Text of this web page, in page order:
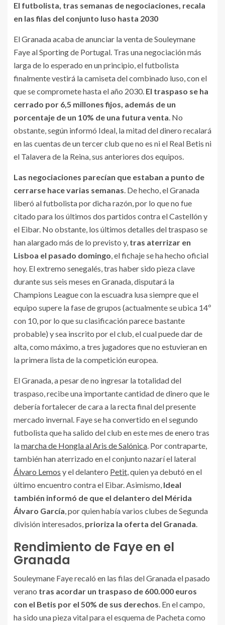
El futbolista, tras semanas de negociaciones, recala
en las filas del conjunto luso hasta 2030
El Granada acaba de anunciar la venta de Souleymane
Faye al Sporting de Portugal. Tras una negociación más
larga de lo esperado en un principio, el futbolista
finalmente vestirá la camiseta del combinado luso, con el
que se compromete hasta el año 2030. El traspaso se ha
cerrado por 6,5 millones fijos, además de un
porcentaje de un 10% de una futura venta. No
obstante, según informó Ideal, la mitad del dinero recalará
en las cuentas de un tercer club que no es ni el Real Betis ni
el Talavera de la Reina, sus anteriores dos equipos.
Las negociaciones parecían que estaban a punto de
cerrarse hace varias semanas. De hecho, el Granada
liberó al futbolista por dicha razón, por lo que no fue
citado para los últimos dos partidos contra el Castellón y
el Eibar. No obstante, los últimos detalles del traspaso se
han alargado más de lo previsto y, tras aterrizar en
Lisboa el pasado domingo, el fichaje se ha hecho oficial
hoy. El extremo senegalés, tras haber sido pieza clave
durante sus seis meses en Granada, disputará la
Champions League con la escuadra lusa siempre que el
equipo supere la fase de grupos (actualmente se ubica 14º
con 10, por lo que su clasificación parece bastante
probable) y sea inscrito por el club, el cual puede dar de
alta, como máximo, a tres jugadores que no estuvieran en
la primera lista de la competición europea.
El Granada, a pesar de no ingresar la totalidad del
traspaso, recibe una importante cantidad de dinero que le
debería fortalecer de cara a la recta final del presente
mercado invernal. Faye se ha convertido en el segundo
futbolista que ha salido del club en este mes de enero tras
lamarcha de Hongla al Aris de Salónica. Por contraparte,
también han aterrizado en el conjunto nazarí el lateral
Álvaro Lemos y el delantero Petit, quien ya debutó en el
último encuentro contra el Eibar. Asimismo, Ideal
también informó de que el delantero del Mérida
Álvaro García, por quien había varios clubes de Segunda
división interesados, prioriza la oferta del Granada.
Rendimiento de Faye en el
Granada
Souleymane Faye recaló en las filas del Granada el pasado
verano tras acordar un traspaso de 600.000 euros
con el Betis por el 50% de sus derechos. En el campo,
ha sido una pieza vital para el esquema de Pacheta como